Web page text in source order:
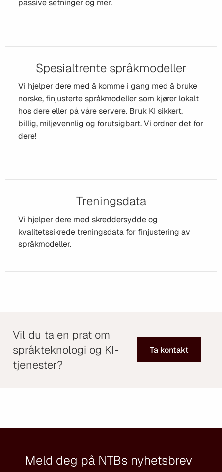
passive setninger og mer.
Spesialtrente språkmodeller
Vi hjelper dere med å komme i gang med å bruke
norske, finjusterte språkmodeller som kjører lokalt
hos dere eller på våre servere. Bruk KI sikkert,
billig, miljøvennlig og forutsigbart. Vi ordner det for
dere!
Treningsdata
Vi hjelper dere med skreddersydde og
kvalitetssikrede treningsdata for finjustering av
språkmodeller.
Vil du ta en prat om
språkteknologi og KI-
tjenester?
Ta kontakt
Meld deg på NTBs nyhetsbrev